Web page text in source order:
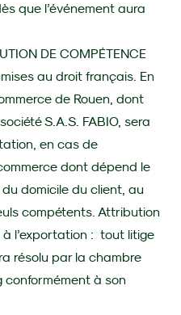
que l’événement aura
DE COMPÉTENCE
au droit français. En
de Rouen, dont
S.A.S. FABIO, sera
en cas de
dont dépend le
domicile du client, au
compétents. Attribution
l’exportation : tout litige
résolu par la chambre
conformément à son